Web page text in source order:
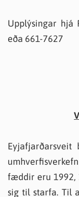
Upplýsingar hjá
eða 661-7627
Eyjafjarðarsveit
fæddir eru 1992,
sig til starfa. Til